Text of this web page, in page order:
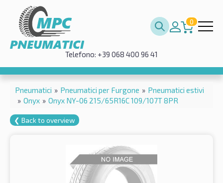
0
Telefono: +39 068 400 96 41
Pneumatici » Pneumatici per Furgone » Pneumatici estivi
» Onyx » Onyx NY-06 215/65R16C 109/107T 8PR
❮ Back to overview